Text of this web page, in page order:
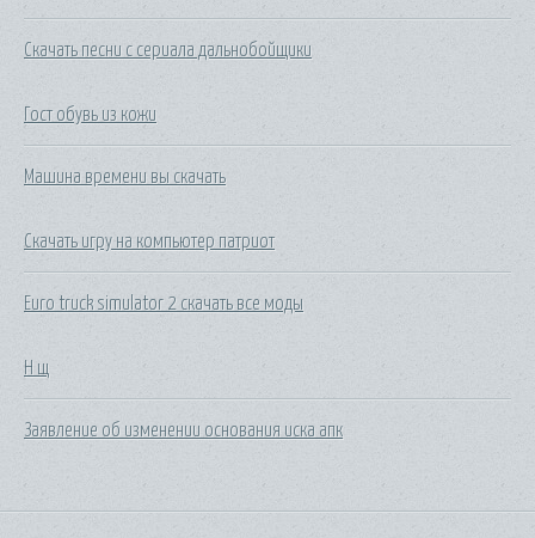
Скачать песни с сериала дальнобойщики
Гост обувь из кожи
Машина времени вы скачать
Скачать игру на компьютер патриот
Euro truck simulator 2 скачать все моды
Н щ
Заявление об изменении основания иска апк